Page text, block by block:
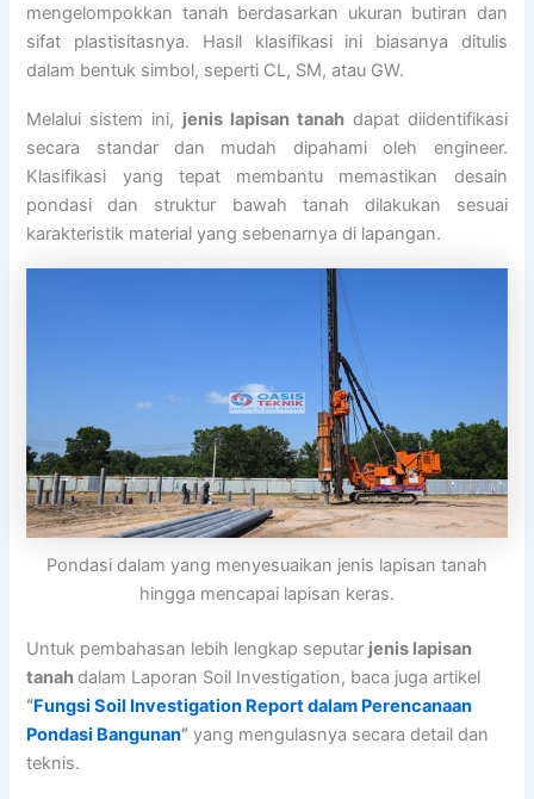
mengelompokkan tanah berdasarkan ukuran butiran dan
sifat plastisitasnya. Hasil klasifikasi ini biasanya ditulis
dalam bentuk simbol, seperti CL, SM, atau GW.
Melalui sistem ini, jenis lapisan tanahdapat diidentifikasi
secara standar dan mudah dipahami oleh engineer.
Klasifikasi yang tepat membantu memastikan desain
pondasi dan struktur bawah tanah dilakukan sesuai
karakteristik material yang sebenarnya di lapangan.
Pondasi dalam yang menyesuaikan jenis lapisan tanah
hingga mencapai lapisan keras.
Untuk pembahasan lebih lengkap seputar jenis lapisan
tanahdalam Laporan Soil Investigation, baca juga artikel
“Fungsi Soil Investigation Report dalam Perencanaan
Pondasi Bangunan” yang mengulasnya secara detail dan
teknis.